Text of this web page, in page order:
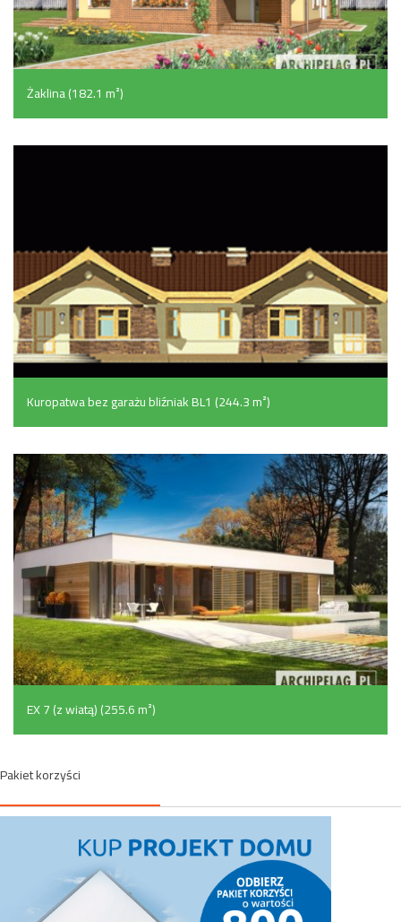
Żaklina (182.1 m²)
Kuropatwa bez garażu bliźniak BL1 (244.3 m²)
EX 7 (z wiatą) (255.6 m²)
Pakiet korzyści